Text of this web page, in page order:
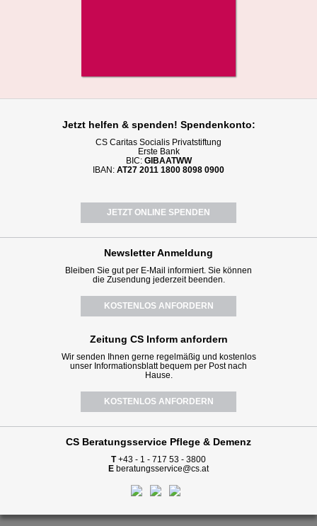
Jetzt helfen & spenden! Spendenkonto:
CS Caritas Socialis Privatstiftung
Erste Bank
BIC: GIBAATWW
IBAN: AT27 2011 1800 8098 0900
JETZT ONLINE SPENDEN
NewsletterAnmeldung
Bleiben Sie gut per E-Mail informiert. Sie können
die Zusendung jederzeit beenden.
KOSTENLOS ANFORDERN
Zeitung CS Inform anfordern
Wir senden Ihnen gerne regelmäßig und kostenlos
unser Informationsblatt bequem per Post nach
Hause.
KOSTENLOS ANFORDERN
CS Beratungsservice Pflege & Demenz
T+43 - 1 - 717 53 - 3800
E beratungsservice@cs.at